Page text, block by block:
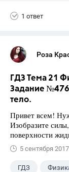
1 ответ
Роза
ГДЗ Тема 21
Задание
тело.
Привет всем!
Изобразите
поверхности
5 сентября 2017
ГДЗ